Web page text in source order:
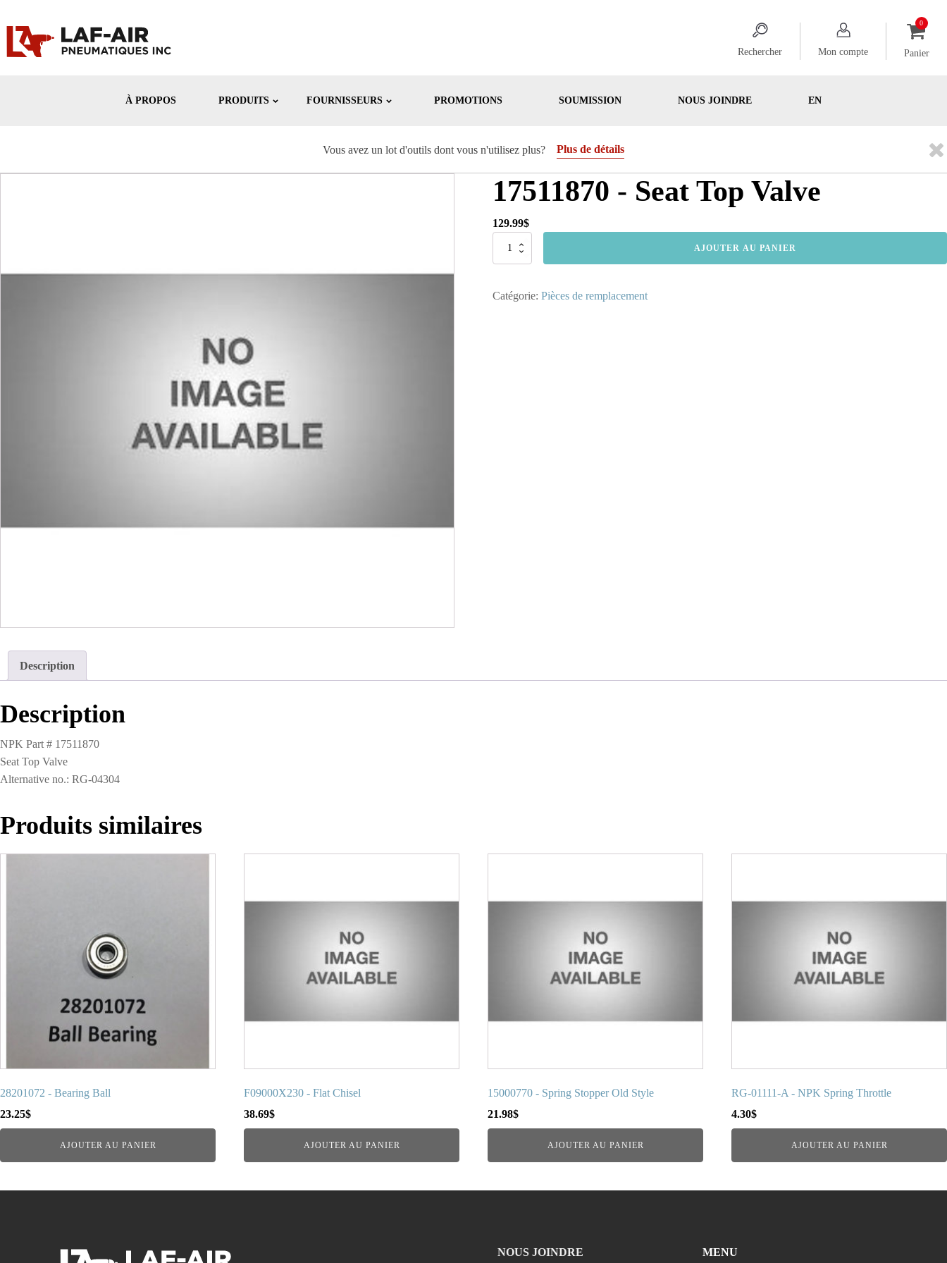
Rechercher Mon compte Panier
À PROPOS PRODUITS FOURNISSEURS PROMOTIONS SOUMISSION NOUS JOINDRE EN
Vous avez un lot d'outils dont vous n'utilisez plus? Plus de détails
17511870 - Seat Top Valve
129.99$
quantité
Seat
AJOUTER AU PANIER
Catégorie: Pièces de remplacement
Description
Description
NPK Part # 17511870
Seat Top Valve
Alternative no.: RG-04304
Produits similaires
28201072 - Bearing Ball
23.25$
AJOUTER AU PANIER
F09000X230 - Flat Chisel
38.69$
AJOUTER AU PANIER
15000770 - Spring Stopper Old Style
21.98$
AJOUTER AU PANIER
RG-01111-A - NPK Spring Throttle
4.30$
AJOUTER AU PANIER
NOUS JOINDRE MENU